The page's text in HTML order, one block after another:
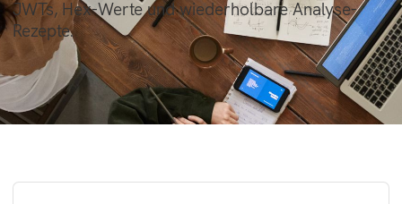
JWTs, Hex-Werte und wiederholbare Analyse-
Rezepte.